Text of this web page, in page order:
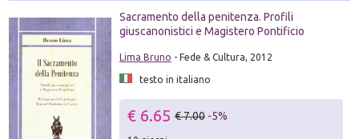
Sacramento della penitenza. Profili
giuscanonistici e Magistero Pontificio
Lima Bruno - Fede & Cultura, 2012
testo in italiano
€ 6.65 € 7.00 -5%